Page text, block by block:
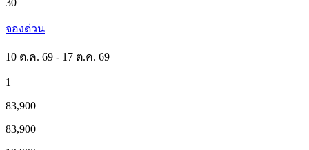
จองด่วน
10 ต.ค. 69 - 17 ต.ค. 69
1
83,900
83,900